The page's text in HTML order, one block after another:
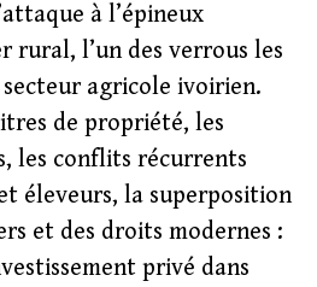
à l’épineux
rural, l’un des verrous les
agricole ivoirien.
de propriété, les
les conflits récurrents
éleveurs, la superposition
et des droits modernes :
privé dans